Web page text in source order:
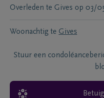
Overleden te Gives op 03/
Woonachtig te Gives
Stuur een